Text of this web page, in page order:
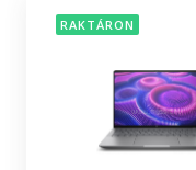
RAKTÁRON